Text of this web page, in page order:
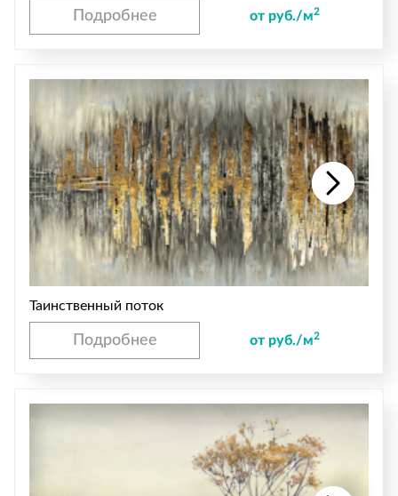
Подробнее от руб./м2
Таинственный поток
Подробнее от руб./м2